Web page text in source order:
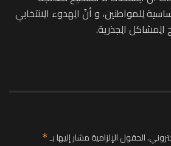
لِلمواطنين، و أنّ الِهدوء الِانتخابي
الِجذرية.
الحقول الإلزامية مشار إليها بـ*